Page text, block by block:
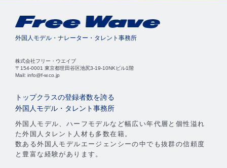
外国人モデル・ナレーター・タレント事務所
株式会社フリー・ウエイブ
〒154-0001 東京都世田谷区池尻3-19-10NKビル1階
Mail: info@f-w.co.jp
トップクラスの登録者数を誇る
外国人モデル・タレント事務所
外国人モデル、ハーフモデルなど幅広い年代層と個性溢れ
た外国人タレント人材も多数在籍。
数ある外国人モデルエージェンシーの中でも抜群の信頼度
と豊富な経験があります。